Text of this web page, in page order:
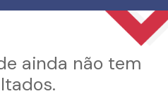
ainda não tem